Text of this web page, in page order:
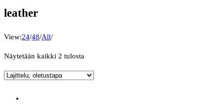
leather
View:24/48/All/
Näytetään kaikki 2 tulosta